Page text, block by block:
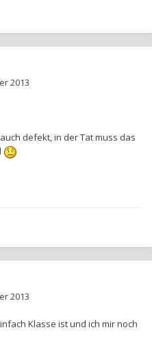
2013
defekt, in der Tat muss das
2013
Klasse ist und ich mir noch